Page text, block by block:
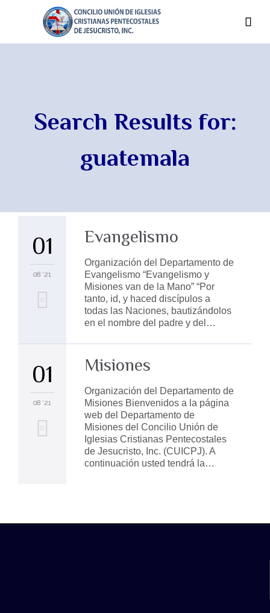

Search Results for:
guatemala
01
08 '21
Love
0
Evangelismo
Organización del Departamento de
Evangelismo “Evangelismo y
Misiones van de la Mano” “Por
tanto, id, y haced discípulos a
todas las Naciones, bautizándolos
en el nombre del padre y del…
01
08 '21
Love
0
Misiones
Organización del Departamento de
Misiones Bienvenidos a la página
web del Departamento de
Misiones del Concilio Unión de
Iglesias Cristianas Pentecostales
de Jesucristo, Inc. (CUICPJ). A
continuación usted tendrá la…